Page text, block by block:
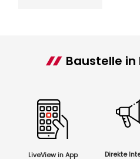
Baustelle in
LiveView in App Direkte